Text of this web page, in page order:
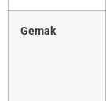
Gemak